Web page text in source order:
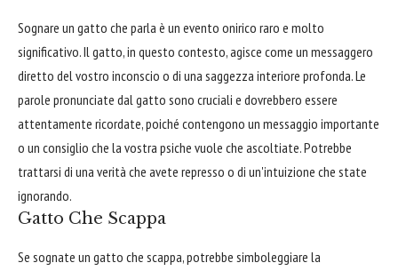
Sognare un gatto che parla è un evento onirico raro e molto
significativo. Il gatto, in questo contesto, agisce come un messaggero
diretto del vostro inconscio o di una saggezza interiore profonda. Le
parole pronunciate dal gatto sono cruciali e dovrebbero essere
attentamente ricordate, poiché contengono un messaggio importante
o un consiglio che la vostra psiche vuole che ascoltiate. Potrebbe
trattarsi di una verità che avete represso o di un'intuizione che state
ignorando.
Gatto Che Scappa
Se sognate un gatto che scappa, potrebbe simboleggiare la